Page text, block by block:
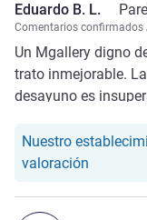
Eduardo B. L.
Comentarios confirmados
Un Mgallery digno
trato inmejorable.
desayuno es
Nuestro
valoración